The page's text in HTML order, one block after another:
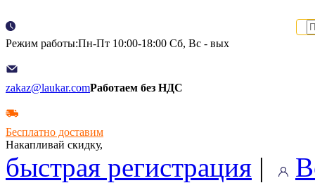
Режим работы:Пн-Пт 10:00-18:00 Сб, Вс - вых
zakaz@laukar.comРаботаем без НДС
Бесплатно доставим
Накапливай скидку,
быстрая регистрация |